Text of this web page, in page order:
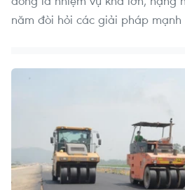
năm đòi hỏi các giải pháp mạnh